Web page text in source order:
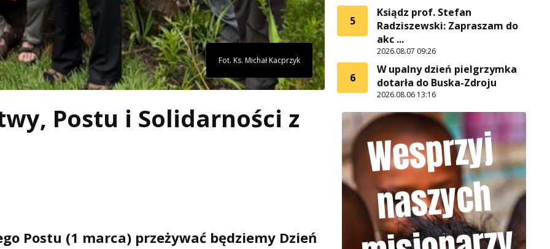
Fot. Ks. Michał Kacprzyk
Postu i Solidarności z
Postu (1 marca) przeżywać będziemy Dzień
5
Ksiądz prof. Stefan
Radziszewski: Zapraszam do
akc ...
2026.08.07 09:26
6
W upalny dzień pielgrzymka
dotarła do Buska-Zdroju
2026.08.06 13:16